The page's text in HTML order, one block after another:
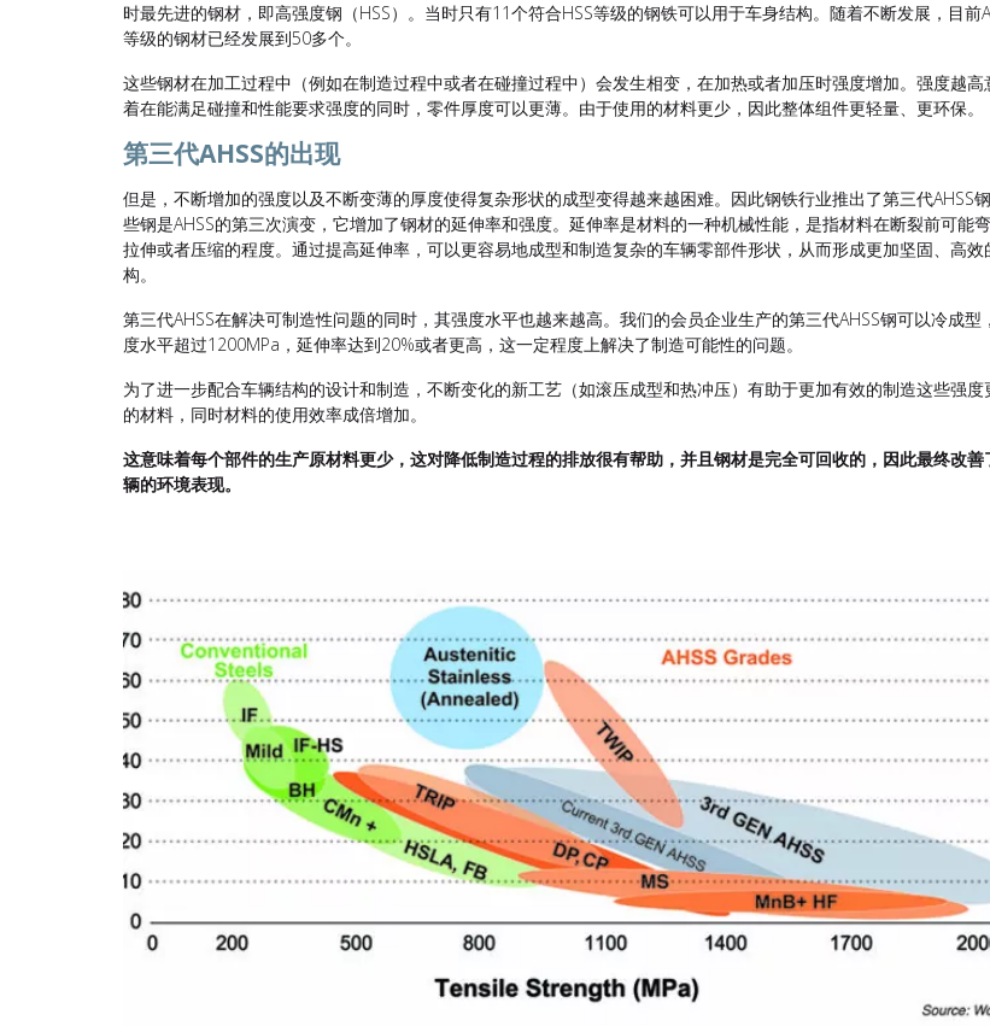
时最先进的钢材，即高强度钢（HSS）。当时只有11个符合HSS等级的钢铁可以用于车身结构。随着不断发展，目前
等级的钢材已经发展到50多个。
这些钢材在加工过程中（例如在制造过程中或者在碰撞过程中）会发生相变，在加热或者加压时强度增加。强度越高
着在能满足碰撞和性能要求强度的同时，零件厚度可以更薄。由于使用的材料更少，因此整体组件更轻量、更环保。
第三代AHSS的出现
但是，不断增加的强度以及不断变薄的厚度使得复杂形状的成型变得越来越困难。因此钢铁行业推出了第三代AHSS
些钢是AHSS的第三次演变，它增加了钢材的延伸率和强度。延伸率是材料的一种机械性能，是指材料在断裂前可能弯
拉伸或者压缩的程度。通过提高延伸率，可以更容易地成型和制造复杂的车辆零部件形状，从而形成更加坚固、高效
构。
第三代AHSS在解决可制造性问题的同时，其强度水平也越来越高。我们的会员企业生产的第三代AHSS钢可以冷成型
度水平超过1200MPa，延伸率达到20%或者更高，这一定程度上解决了制造可能性的问题。
为了进一步配合车辆结构的设计和制造，不断变化的新工艺（如滚压成型和热冲压）有助于更加有效的制造这些强度
的材料，同时材料的使用效率成倍增加。
这意味着每个部件的生产原材料更少，这对降低制造过程的排放很有帮助，并且钢材是完全可回收的，因此最终改善
辆的环境表现。